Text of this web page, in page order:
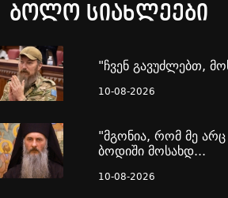
ბოლო სიახლეები
"ჩვენ გავუძლებთ,
10-08-2026
"მგონია, რომ მე არც
ბოდიში მოსახდ...
10-08-2026